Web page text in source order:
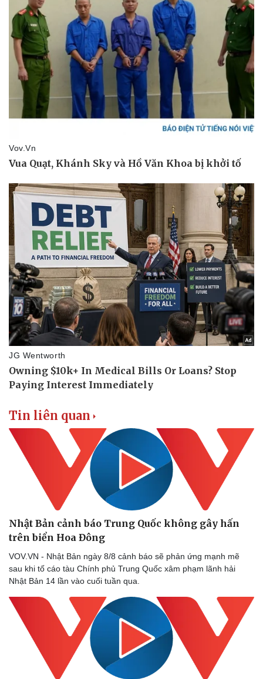
Thể thao
Ô tô - Xe máy
Tin liên quan
Nhật Bản cảnh báo Trung Quốc không gây hấn
trên biển Hoa Đông
VOV.VN - Nhật Bản ngày 8/8 cảnh báo sẽ phản ứng mạnh mẽ
sau khi tố cáo tàu Chính phủ Trung Quốc xâm phạm lãnh hải
Nhật Bản 14 lần vào cuối tuần qua.